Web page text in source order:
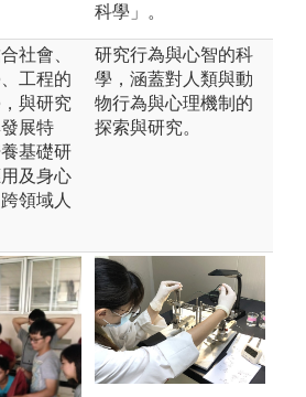
科學」。
社會、
工程的
與研究
展特
基礎研
及身心
領域人
研究行為與心智的科
學，涵蓋對人類與動
物行為與心理機制的
探索與研究。